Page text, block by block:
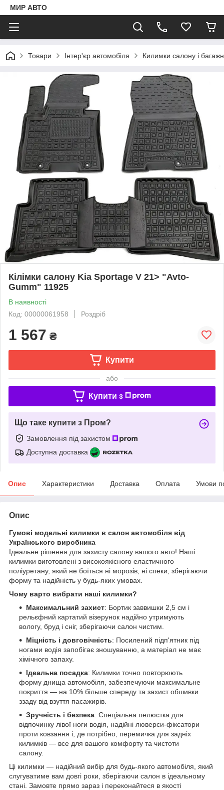
МИР АВТО
Товари Інтер'єр автомобіля Килимки салону і
Кілімки салону Kia Sportage V 21> "Avto-
Gumm" 11925
В наявності
Код: 00000061958
Роздріб
1 567 ₴
Купити
або
Купити з
Що таке купити з Пром?
Замовлення під захистом
Доступна доставка
Опис Характеристики Доставка Оплата Умови
Опис
Гумові модельні килимки в салон автомобіля від
Українського виробника
Ідеальне рішення для захисту салону вашого авто! Наші
килимки виготовлені з високоякісного еластичного
поліуретану, який не боїться ні морозів, ні спеки, зберігаючи
форму та надійність у будь-яких умовах.
Чому варто вибрати наші килимки?
Максимальний захист: Бортик заввишки 2,5 см і
рельєфний картатий візерунок надійно утримують
вологу, бруд і сніг, зберігаючи салон чистим.
Міцність і довговічність: Посилений підп'ятник під
ногами водія запобігає зношуванню, а матеріал не має
хімічного запаху.
Ідеальна посадка: Килимки точно повторюють
форму днища автомобіля, забезпечуючи максимальне
покриття — на 10% більше спереду та захист обшивки
ззаду від взуття пасажирів.
Зручність і безпека: Спеціальна пелюстка для
відпочинку лівої ноги водія, надійні люверси-фіксатори
проти ковзання і, де потрібно, перемичка для задніх
килимків — все для вашого комфорту та чистоти
салону.
Ці килимки — надійний вибір для будь-якого автомобіля, який
слугуватиме вам довгі роки, зберігаючи салон в ідеальному
стані. Замовте прямо зараз і переконайтеся в якості